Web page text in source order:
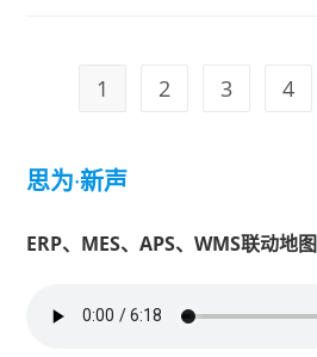
1 2 3 4
思为·新声
ERP、MES、APS、WMS联动地图